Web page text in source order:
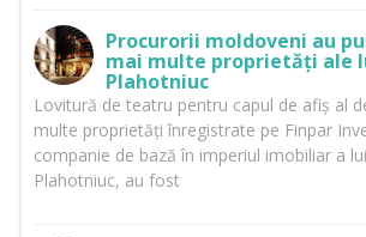
Procurorii moldoveni au
mai multe proprietăți ale
Plahotniuc
Lovitură de teatru pentru capul de afiș al
multe proprietăți înregistrate pe Finpar
companie de bază în imperiul imobiliar a
Plahotniuc, au fost